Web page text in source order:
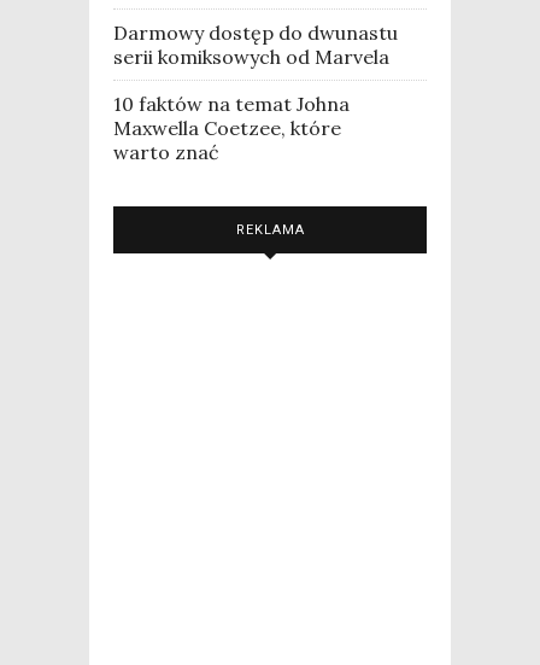
Darmowy dostęp do dwunastu
serii komiksowych od Marvela
10 faktów na temat Johna
Maxwella Coetzee, które
warto znać
REKLAMA